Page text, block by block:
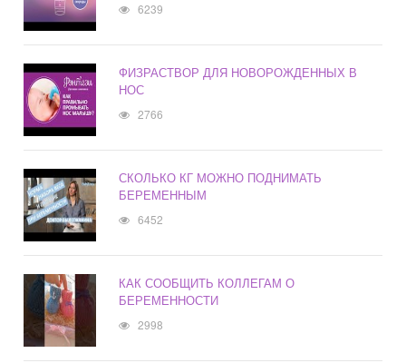
6239
ФИЗРАСТВОР ДЛЯ НОВОРОЖДЕННЫХ В
НОС
2766
СКОЛЬКО КГ МОЖНО ПОДНИМАТЬ
БЕРЕМЕННЫМ
6452
КАК СООБЩИТЬ КОЛЛЕГАМ О
БЕРЕМЕННОСТИ
2998